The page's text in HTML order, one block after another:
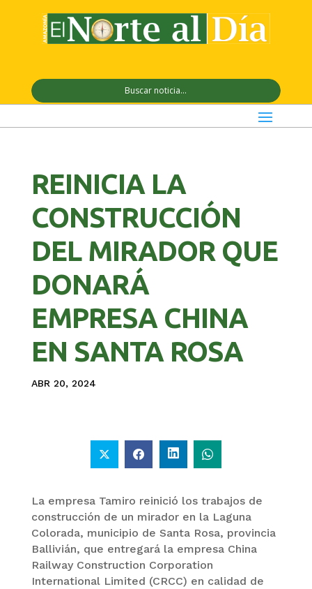
REINICIA LA
CONSTRUCCIÓN
DEL MIRADOR QUE
DONARÁ
EMPRESA CHINA
EN SANTA ROSA
ABR 20, 2024
La empresa Tamiro reinició los trabajos de
construcción de un mirador en la Laguna
Colorada, municipio de Santa Rosa, provincia
Ballivián, que entregará la empresa China
Railway Construction Corporation
International Limited (CRCC) en calidad de